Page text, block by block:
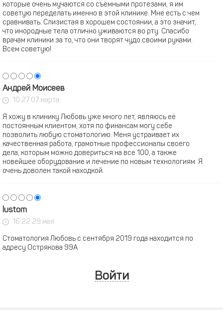
которые очень мучаются со съёмными протезами, я им
советую переделать именно в этой клинике. Мне есть с чем
сравнивать. Слизистая в хорошем состоянии, а это значит,
что инородные тела отлично уживаются во рту. Спасибо
врачам клиники за то, что они творят чудо своими руками.
Всем советую!
Андрей Моисеев
10:27 07 марта
Я хожу в клинику Любовь уже много лет, являюсь её
постоянным клиентом, хотя по финансам могу себе
позволить любую стоматологию. Меня устраивает их
качественная работа, грамотные профессионалы своего
дела, которым можно довериться на все 100, а также
новейшее оборудование и лечение по новым технологиям. Я
очень доволен такой находкой.
lustom
16:22 29 мая
Стоматология Любовь с сентября 2019 года находится по
адресу Острякова 99А
Войти